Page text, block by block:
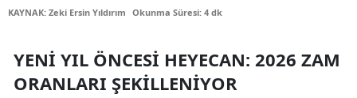
KAYNAK: Zeki Ersin Yıldırım Okunma Süresi: 4 dk
YENI YIL ÖNCESI HEYECAN: 2026 ZAM
ORANLARI ŞEKILLENIYOR